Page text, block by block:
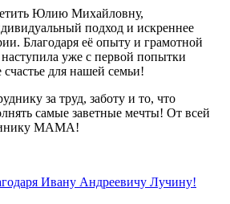
Юлию Михайловну,
подход и искреннее
Благодаря её опыту и грамотной
наступила уже с первой попытки
для нашей семьи!
за труд, заботу и то, что
самые заветные мечты! От всей
МАМА!